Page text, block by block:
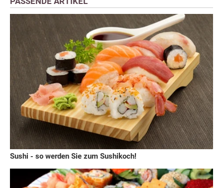
Sushi - so werden Sie zum Sushikoch!